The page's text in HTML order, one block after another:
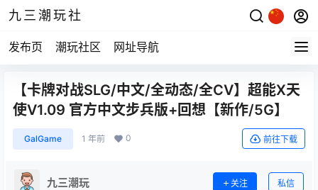
九三潮玩社
发布页 潮玩社区 网址导航
【卡牌对战SLG/中文/全动态/全CV】超能X天
使V1.09 官方中文步兵版+回想【新作/5G】
GalGame 1 年前 0 前往下载
九三潮玩 关注 私信